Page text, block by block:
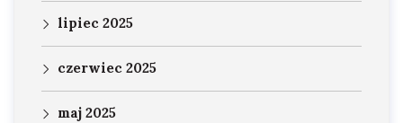
lipiec 2025
czerwiec 2025
maj 2025